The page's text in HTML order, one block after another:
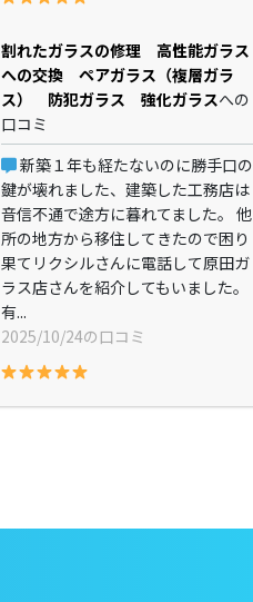
割れたガラスの修理 高性能ガラス
への交換 ペアガラス（複層ガラ
ス） 防犯ガラス 強化ガラスへの
口コミ
新築１年も経たないのに勝手口の
鍵が壊れました、建築した工務店は
音信不通で途方に暮れてました。 他
所の地方から移住してきたので困り
果てリクシルさんに電話して原田ガ
ラス店さんを紹介してもいました。
有...
2025/10/24の口コミ